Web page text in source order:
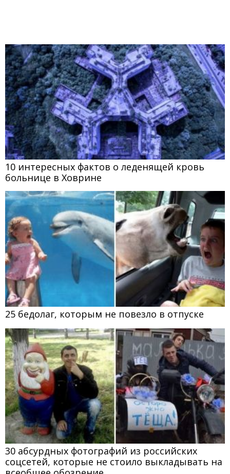
10 интересных фактов о леденящей кровь
больнице в Ховрине
25 бедолаг, которым не повезло в отпуске
30 абсурдных фотографий из российских
соцсетей, которые не стоило выкладывать на